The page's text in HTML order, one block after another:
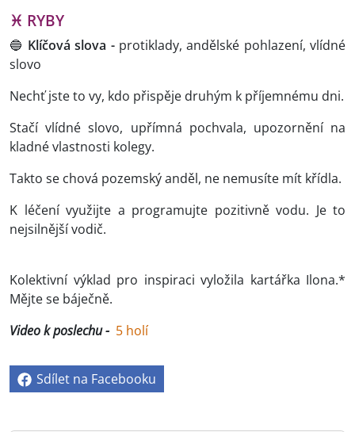
♓ RYBY
🔵 Klíčová slova -protiklady, andělské pohlazení, vlídné
slovo
Nechť jste to vy, kdo přispěje druhým k příjemnému dni.
Stačí vlídné slovo, upřímná pochvala, upozornění na
kladné vlastnosti kolegy.
Takto se chová pozemský anděl, ne nemusíte mít křídla.
K léčení využijte a programujte pozitivně vodu. Je to
nejsilnější vodič.
Kolektivní výklad pro inspiraci vyložila kartářka Ilona.*
Mějte se báječně.
Video k poslechu - 5 holí
Sdílet na Facebooku